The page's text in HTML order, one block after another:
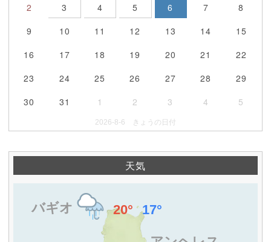
2
3 4 5 6 7
8
9
10 11 12 13 14
15
16
17 18 19 20 21
22
23
24 25 26 27 28
29
30
31 1 2 3 4 5
2026-8-6 きょうの日付
天気